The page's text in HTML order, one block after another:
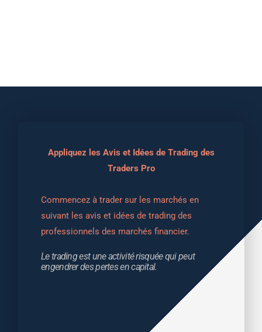
Appliquez les Avis et Idées de Trading des
Traders Pro
Commencez à trader sur les marchés en
suivant les avis et idées de trading des
professionnels des marchés financier.
Le trading est une activité risquée qui peut
engendrer des pertes en capital.